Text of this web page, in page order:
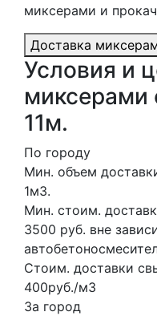
миксерами и
Доставка
Условия и
миксерами
11м.
По городу
Мин. объем
1м3.
Мин. стоим.
3500 руб. вне
Стоим. доставки
400руб./м3
За город